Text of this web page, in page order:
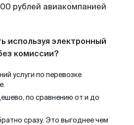
рублей авиакомпанией
используя электронный
комиссии?
услуги по перевозке
по сравнению от и до
сразу. Это выгоднее чем